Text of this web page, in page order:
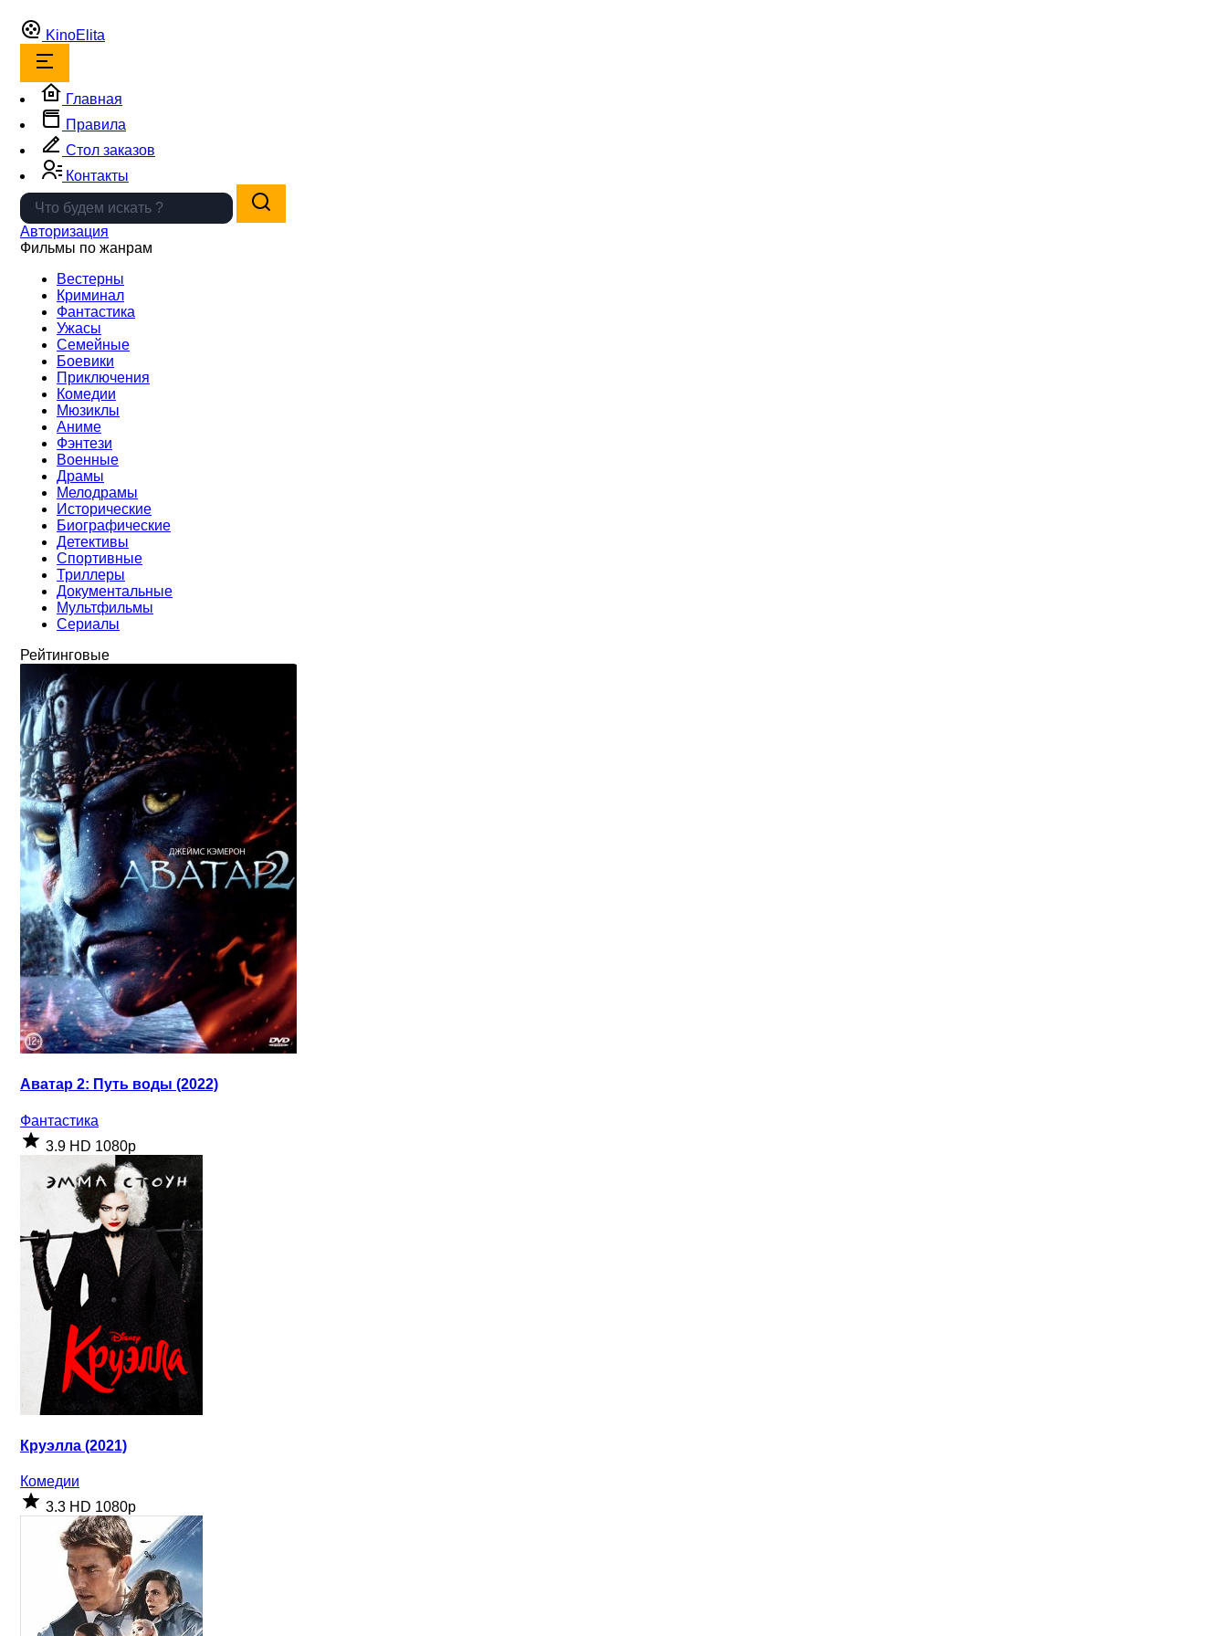
KinoElita
Главная
Правила
Стол заказов
Контакты
Авторизация
Фильмы по жанрам
Вестерны
Криминал
Фантастика
Ужасы
Семейные
Боевики
Приключения
Комедии
Мюзиклы
Аниме
Фэнтези
Военные
Драмы
Мелодрамы
Исторические
Биографические
Детективы
Спортивные
Триллеры
Документальные
Мультфильмы
Сериалы
Рейтинговые
Аватар 2: Путь воды (2022)
Фантастика
3.9 HD 1080p
Круэлла (2021)
Комедии
3.3 HD 1080p